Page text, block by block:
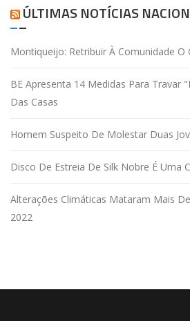
ÚLTIMAS NOTÍCIAS
Montiqueijo: Retribuir À Comunidade O
BE Apresenta 14 Medidas Para Travar
Das Casas
Homem Suspeito De Molestar Duas
Disco De Estreia De Silk Nobre É Uma
Alterações Climáticas Mataram Mais
2022